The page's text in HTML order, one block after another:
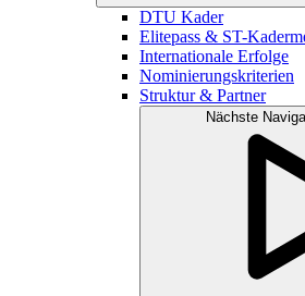
DTU Kader
Elitepass & ST-
Internationale Erfolge
Nominierungskriterien
Struktur & Partner
Nächste